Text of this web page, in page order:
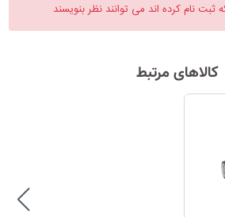
ثبت نام کرده اند می توانند نظر بنویسند
کالاهای مرتبط